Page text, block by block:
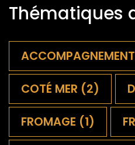
Thématiques
COTÉ MER (2)
FROMAGE (1)